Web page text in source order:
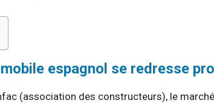
espagnol se redresse
(association des constructeurs), le